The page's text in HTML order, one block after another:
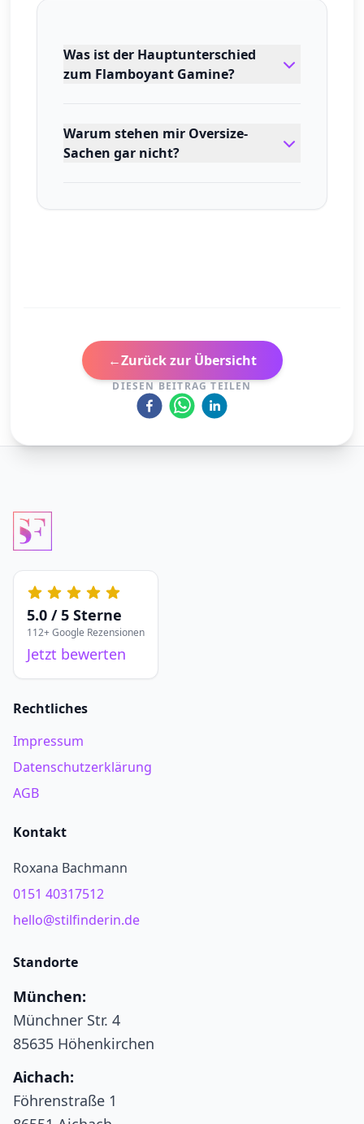
Was ist der Hauptunterschied
zum Flamboyant Gamine?
Warum stehen mir Oversize-
Sachen gar nicht?
←Zurück zur Übersicht
DIESEN BEITRAG TEILEN
5.0 / 5 Sterne
112+ Google Rezensionen
Jetzt bewerten
Rechtliches
Impressum
Datenschutzerklärung
AGB
Kontakt
Roxana Bachmann
0151 40317512
hello@stilfinderin.de
Standorte
München:
Münchner Str. 4
85635 Höhenkirchen
Aichach:
Föhrenstraße 1